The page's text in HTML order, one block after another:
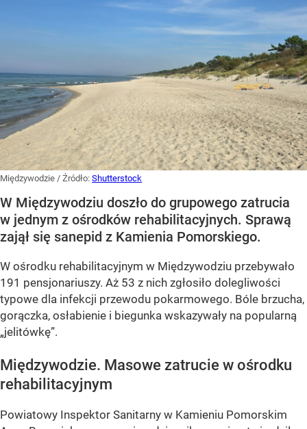
Międzywodzie / Źródło: Shutterstock
W Międzywodziu doszło do grupowego zatrucia
w jednym z ośrodków rehabilitacyjnych. Sprawą
zajął się sanepid z Kamienia Pomorskiego.
W ośrodku rehabilitacyjnym w Międzywodziu przebywało
191 pensjonariuszy. Aż 53 z nich zgłosiło dolegliwości
typowe dla infekcji przewodu pokarmowego. Bóle brzucha,
gorączka, osłabienie i biegunka wskazywały na popularną
„jelitówkę”.
Międzywodzie. Masowe zatrucie w ośrodku
rehabilitacyjnym
Powiatowy Inspektor Sanitarny w Kamieniu Pomorskim